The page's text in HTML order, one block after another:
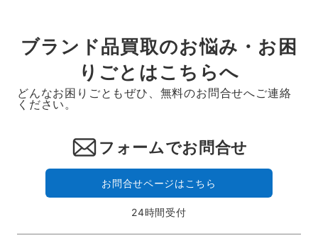
ブランド品買取のお悩み・お困
りごとはこちらへ
どんなお困りごともぜひ、無料のお問合せへご連絡
ください。
フォームでお問合せ
お問合せページはこちら
24時間受付